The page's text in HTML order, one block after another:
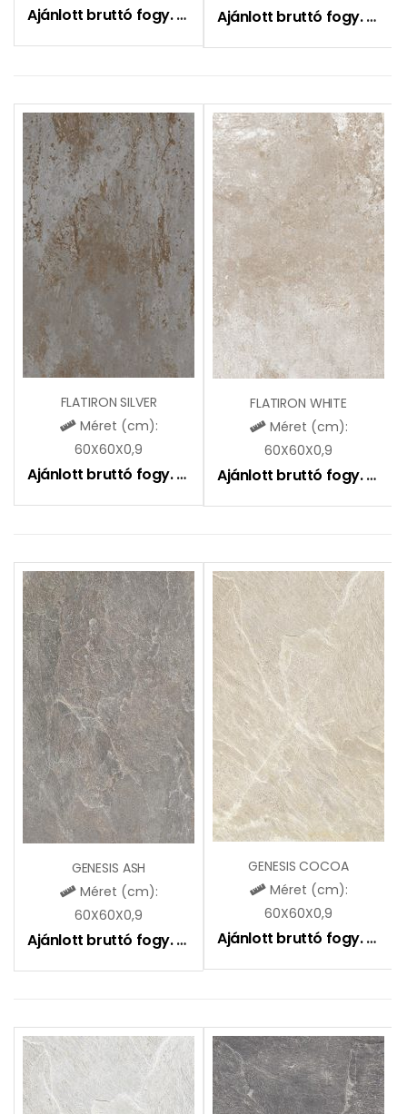
Ajánlott bruttó fogy. ár: 9490Ft Ajánlott bruttó fogy. ár:
FLATIRON SILVER
Méret (cm):
60X60X0,9
Ajánlott bruttó fogy. ár: 9490Ft
FLATIRON WHITE
Méret (cm):
60X60X0,9
Ajánlott bruttó fogy. ár:
GENESIS ASH
Méret (cm):
60X60X0,9
Ajánlott bruttó fogy. ár: 9490Ft
GENESIS COCOA
Méret (cm):
60X60X0,9
Ajánlott bruttó fogy. ár: